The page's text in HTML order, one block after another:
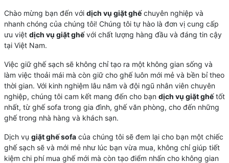
Chào mừng bạn đến với dịch vụ giặt ghếchuyên nghiệp và
nhanh chóng của chúng tôi! Chúng tôi tự hào là đơn vị cung cấp
ưu việt dịch vụ giặt ghếvới chất lượng hàng đầu và đáng tin cậy
tại Việt Nam.
Việc giữ ghế sạch sẽ không chỉ tạo ra một không gian sống và
làm việc thoải mái mà còn giữ cho ghế luôn mới mẻ và bền bỉ theo
thời gian. Với kinh nghiệm lâu năm và đội ngũ nhân viên chuyên
nghiệp, chúng tôi cam kết mang đến cho bạn dịch vụ giặt ghếtốt
nhất, từ ghế sofa trong gia đình, ghế văn phòng, cho đến những
ghế trong nhà hàng và khách sạn.
Dịch vụ giặt ghế sofacủa chúng tôi sẽ đem lại cho bạn một chiếc
ghế sạch sẽ và mới mẻ như lúc bạn vừa mua, không chỉ giúp tiết
kiệm chi phí mua ghế mới mà còn tạo điểm nhấn cho không gian